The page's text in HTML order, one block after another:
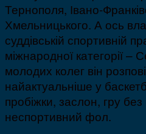
Тернополя, Івано-
Хмельницького. А ось
суддівській спортивній
міжнародної категорії –
молодих колег він
найактуальніше у
пробіжки, заслон, гру без
неспортивний фол.